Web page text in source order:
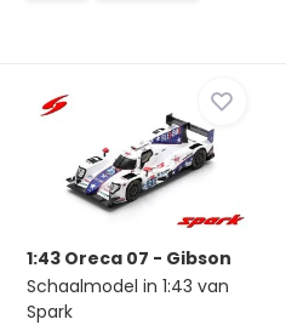
1:43 Oreca 07 - Gibson
Schaalmodel in 1:43 van
Spark